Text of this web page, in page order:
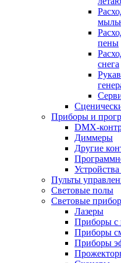
пены
снега
Приборы и
DMX-
Диммеры
Другие
Пульты
Световые полы
Световые
Лазеры
Приборы с
Приборы
Приборы